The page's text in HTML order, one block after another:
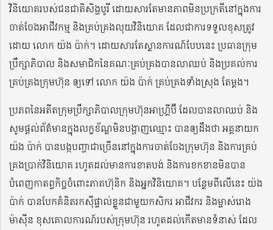
វិនិយោគរបស់ជនជាតិសិង្ហបូរី ដោយសារតែមានភាពមិនប្រក្រតីនៅក្នុងការ
ចាត់ចែងអាជីវកម្ម និងគ្រប់គ្រងលុយវិនិយោគ ដែលជាការទទួលខុសត្រូវ
ដោយ លោក យ៉ង ប៉ាក់។ ដោយសារតែស្ថានការណ៍បែបនេះ ប្រធានក្រុម
ប្រឹក្សាភិបាល និងសមាជិកនៃគណៈគ្រប់គ្រងបានលាឈប់ និងប្រគល់ការ
គ្រប់គ្រងក្រុមហ៊ុន ឲ្យទៅ លោក យ៉ង ប៉ាក់ គ្រប់គ្រងទាំងស្រុង តែម្តង។
ប្រភពនៃអតីតក្រុមប្រឹក្សាភិបាលក្រុមហ៊ុនអាហ្គ្រីប៊ី ដែលបានលាឈប់ និង
សូមផ្តល់ព័ត៌មានក្នុងលក្ខខ័ណ្ឌមិនបង្ហាញឈ្មោះ បានឲ្យដឹងថា អគ្គនាយក
យ៉ង ប៉ាក់ បានបង្កបញ្ហាជាច្រើននៅក្នុងការចាត់ចែងក្រុមហ៊ុន និងការគ្រប់
គ្រងប្រាក់វិនិយោគ រហូតដល់មានការខាតបង់ និងការខកខានមិនបាន
បំពេញកាតព្វកិច្ចចំពោះភាគហ៊ុនិក និងអ្នកវិនិយោគ។ បន្ថែមពីលើនេះ យ៉ង
ប៉ាក់ បានបែកគំនិតរកស៊ីផ្ទាល់ខ្លួនជាមួយកសិករ អាជីវករ និងម្ចាស់រោង
ម៉ាស៊ីន ខុសគោលការណ៍របស់ក្រុមហ៊ុន រហូតដល់កើតមានទំនាស់ ដែល